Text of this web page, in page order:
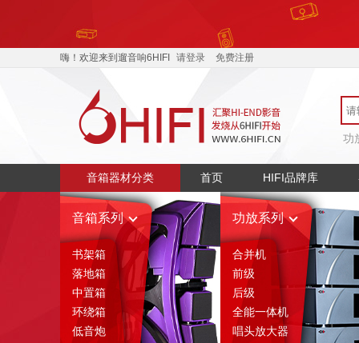
嗨！欢迎来到遛音响6HIFI 请登录 免费注册
功
音箱器材分类 首页 HIFI品牌库
音箱系列
书架箱
落地箱
中置箱
环绕箱
低音炮
功放系列
合并机
前级
后级
全能一体机
唱头放大器